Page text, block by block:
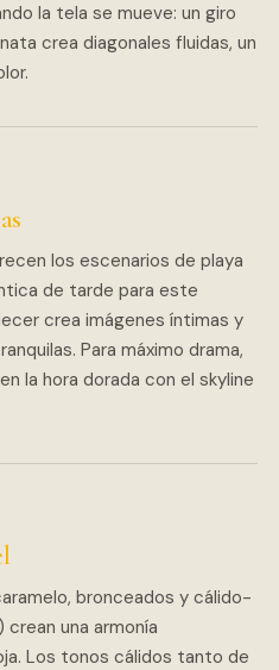
la tela se mueve: un giro
crea diagonales fluidas, un
los escenarios de playa
de tarde para este
crea imágenes íntimas y
Para máximo drama,
la hora dorada con el skyline
bronceados y cálido-
una armonía
Los tonos cálidos tanto de